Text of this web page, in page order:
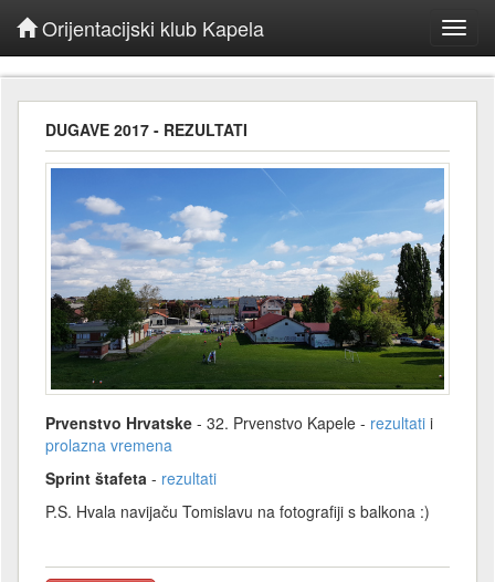
Orijentacijski klub Kapela
DUGAVE 2017 - REZULTATI
Prvenstvo Hrvatske - 32. Prvenstvo Kapele - rezultati i
prolazna vremena
Sprint štafeta - rezultati
P.S. Hvala navijaču Tomislavu na fotografiji s balkona :)